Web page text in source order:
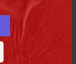
تماس با کارخانه